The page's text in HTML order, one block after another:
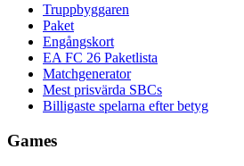
Truppbyggaren
Paket
Engångskort
EA FC 26 Paketlista
Matchgenerator
Mest prisvärda SBCs
Billigaste spelarna efter betyg
Games